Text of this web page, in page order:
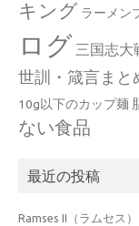
キング ラーメン
ログ 三国志大
世訓・箴言まと
10g以下のカップ麺
ない食品
最近の投稿
Ramses II（ラムセス）